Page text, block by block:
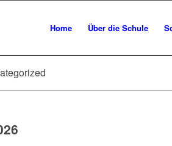
Home Über die Schule